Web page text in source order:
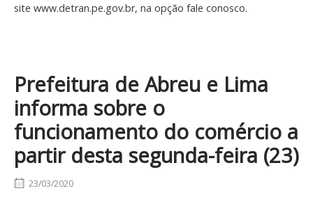
site www.detran.pe.gov.br, na opção fale conosco.
Prefeitura de Abreu e Lima
informa sobre o
funcionamento do comércio a
partir desta segunda-feira (23)
23/03/2020